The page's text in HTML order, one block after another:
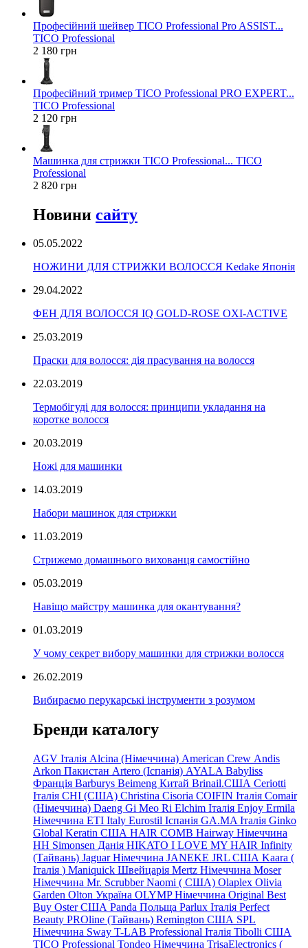
Професійний шейвер TICO Professional Pro ASSIST...
TICO Professional
2 180 грн
Професійний тример TICO Professional PRO EXPERT...
TICO Professional
2 120 грн
Машинка для стрижки TICO Professional... TICO
Professional
2 820 грн
Новини сайту
05.05.2022
НОЖИНИ ДЛЯ СТРИЖКИ ВОЛОССЯ Kedake Японія
29.04.2022
ФЕН ДЛЯ ВОЛОССЯ IQ GOLD-ROSE OXI-ACTIVE
25.03.2019
Праски для волосся: дія прасування на волосся
22.03.2019
Термобігуді для волосся: принципи укладання на
коротке волосся
20.03.2019
Ножі для машинки
14.03.2019
Набори машинок для стрижки
11.03.2019
Стрижемо домашнього вихованця самостійно
05.03.2019
Навіщо майстру машинка для окантування?
01.03.2019
У чому секрет вибору машинки для стрижки волосся
26.02.2019
Вибираємо перукарські інструменти з розумом
Бренди каталогу
AGV Італія Alcina (Німеччина) American Crew Andis
Arkon Пакистан Artero (Іспанія) AYALA Babyliss
Франція Barburys Beimeng Китай Brinail.США Ceriotti
Італія CHI (США) Christina Cisoria COIFIN Італія Comair
(Німеччина) Daeng Gi Meo Ri Elchim Італія Enjoy Ermila
Німеччина ETI Italy Eurostil Іспанія GA.MA Італія Ginko
Global Keratin США HAIR COMB Hairway Німеччина
HH Simonsen Данія HIKATO I LOVE MY HAIR Infinity
(Тайвань) Jaguar Німеччина JANEKE JRL США Kaara (
Італія ) Maniquick Швейцарія Mertz Німеччина Moser
Німеччина Mr. Scrubber Naomi ( США) Olaplex Olivia
Garden Olton Україна OLYMP Німеччина Original Best
Buy Oster США Panda Польща Parlux Італія Perfect
Beauty PROline (Тайвань) Remington США SPL
Німеччина Sway T-LAB Professional Італія Tibolli США
TICO Professional Tondeo Німеччина TrisaElectronics (